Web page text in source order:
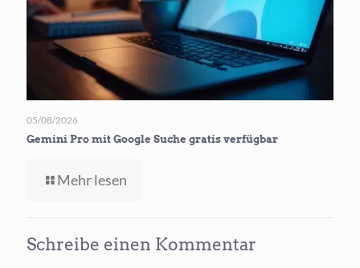
05/08/2026
Gemini Pro mit Google Suche gratis verfügbar
Mehr lesen
Google
Schreibe einen Kommentar